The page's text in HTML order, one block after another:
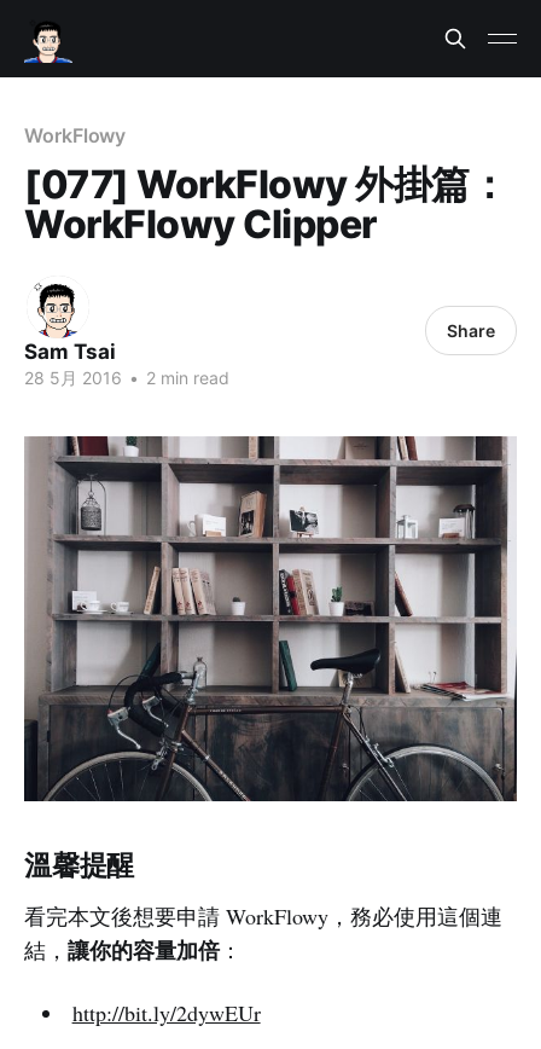
WorkFlowy
[077] WorkFlowy 外掛篇：
WorkFlowy Clipper
Sam Tsai
28 5月 2016 • 2 min read
Share
溫馨提醒
看完本文後想要申請 WorkFlowy，務必使用這個連
結， 讓你的容量加倍：
http://bit.ly/2dywEUr